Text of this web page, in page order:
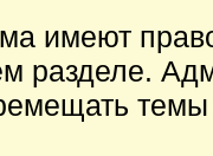
имеют
разделе.
темы